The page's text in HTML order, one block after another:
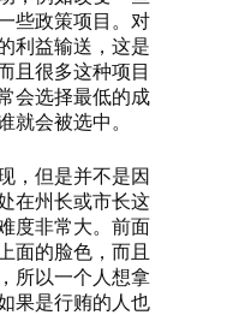
些政策项目。对
利益输送，这是
且很多这种项目
会选择最低的成
就会被选中。
，但是并不是因
在州长或市长这
度非常大。前面
面的脸色，而且
所以一个人想拿
果是行贿的人也